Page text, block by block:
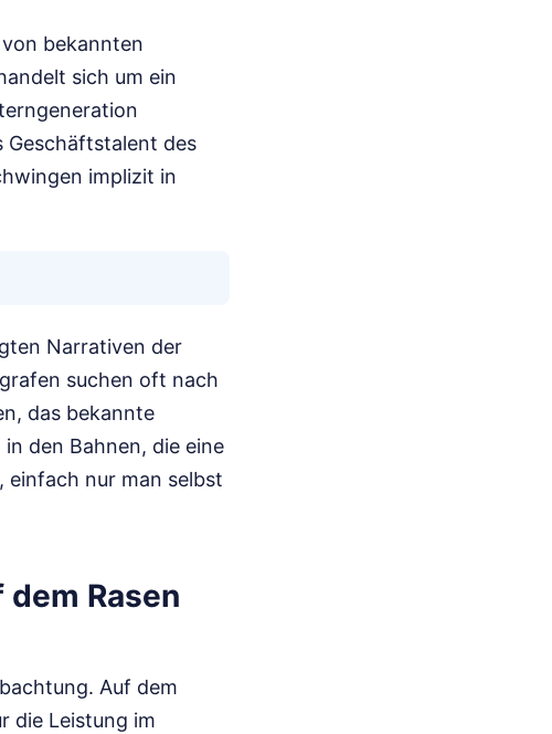
bekannten
sich um ein
Geschäftstalent des
implizit in
Narrativen der
suchen oft nach
das bekannte
den Bahnen, die eine
einfach nur man selbst
Rasen
Auf dem
die Leistung im